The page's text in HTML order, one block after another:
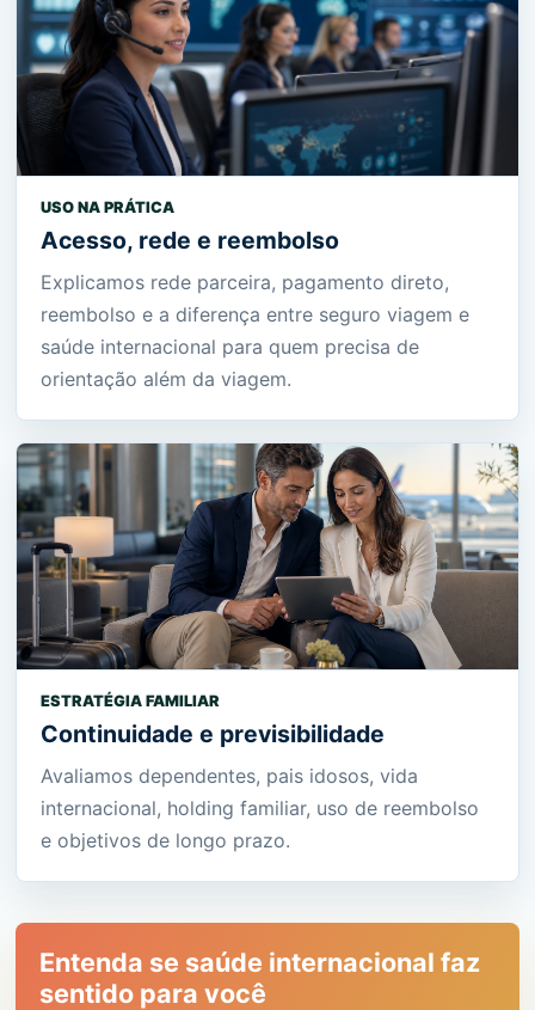
USO NA PRÁTICA
Acesso, rede e reembolso
Explicamos rede parceira, pagamento direto,
reembolso e a diferença entre seguro viagem e
saúde internacional para quem precisa de
orientação além da viagem.
ESTRATÉGIA FAMILIAR
Continuidade e previsibilidade
Avaliamos dependentes, pais idosos, vida
internacional, holding familiar, uso de reembolso
e objetivos de longo prazo.
Entenda se saúde internacional faz
sentido para você